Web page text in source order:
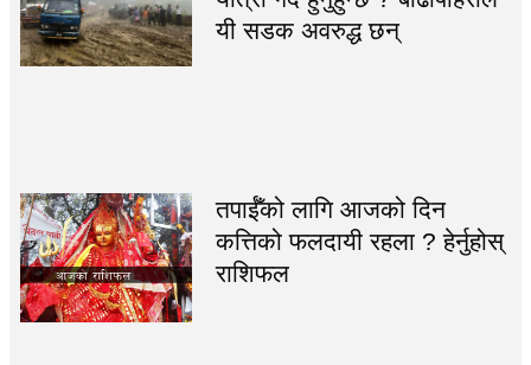
यी सडक अवरुद्ध छन्
तपाईँको लागि आजको दिन
कत्तिको फलदायी रहला ? हेर्नुहोस्
राशिफल